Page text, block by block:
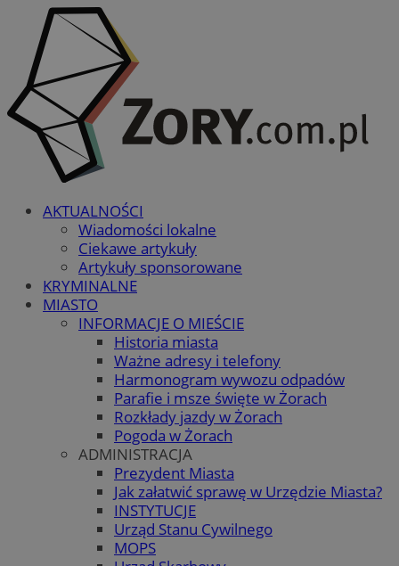
AKTUALNOŚCI
Wiadomości lokalne
Ciekawe artykuły
Artykuły sponsorowane
KRYMINALNE
MIASTO
INFORMACJE O MIEŚCIE
Historia miasta
Ważne adresy i telefony
Harmonogram wywozu odpadów
Parafie i msze święte w Żorach
Rozkłady jazdy w Żorach
Pogoda w Żorach
ADMINISTRACJA
Prezydent Miasta
Jak załatwić sprawę w Urzędzie Miasta?
INSTYTUCJE
Urząd Stanu Cywilnego
MOPS